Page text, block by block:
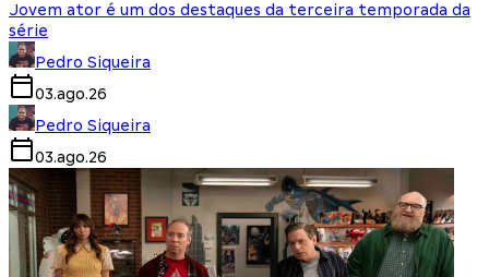
Jovem ator é um dos destaques da terceira temporada da
série
Pedro Siqueira
03.ago.26
Pedro Siqueira
03.ago.26